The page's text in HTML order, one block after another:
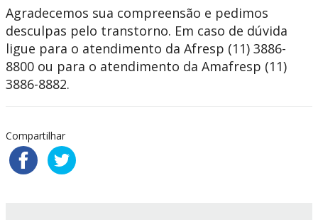
Agradecemos sua compreensão e pedimos
desculpas pelo transtorno. Em caso de dúvida
ligue para o atendimento da Afresp (11) 3886-
8800 ou para o atendimento da Amafresp (11)
3886-8882.
Compartilhar